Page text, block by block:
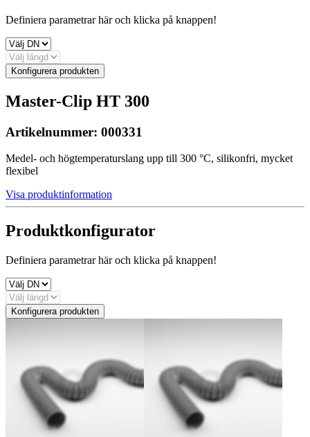
Definiera parametrar här och klicka på knappen!
Konfigurera produkten
Master-Clip HT 300
Artikelnummer: 000331
Medel- och högtemperaturslang upp till 300 °C, silikonfri, mycket
flexibel
Visa produktinformation
Produktkonfigurator
Definiera parametrar här och klicka på knappen!
Konfigurera produkten